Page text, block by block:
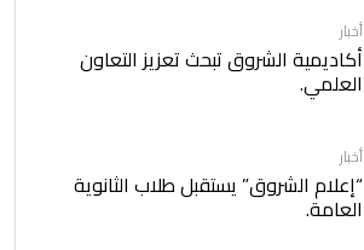
أخبار
أكاديمية الشروق تبحث تعزيز التعاون
العلمي.
أخبار
“إعلام الشروق” يستقبل طلاب الثانوية
العامة.